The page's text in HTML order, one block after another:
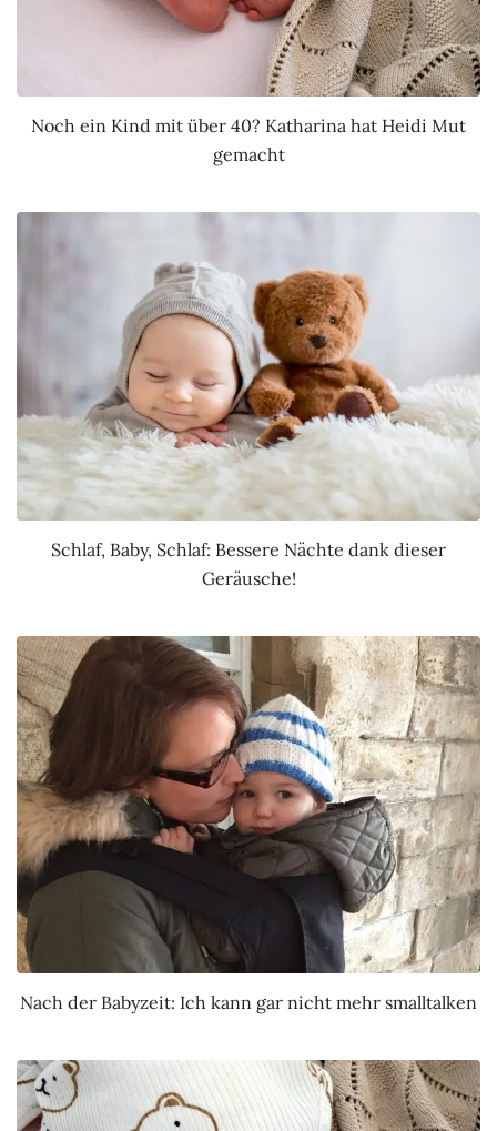
Noch ein Kind mit über 40? Katharina hat Heidi Mut
gemacht
Schlaf, Baby, Schlaf: Bessere Nächte dank dieser
Geräusche!
Nach der Babyzeit: Ich kann gar nicht mehr smalltalken